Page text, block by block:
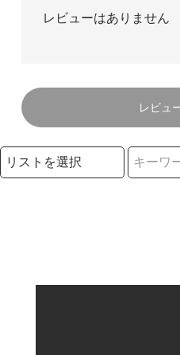
レビューはありません
レビュ
検索リストの選択